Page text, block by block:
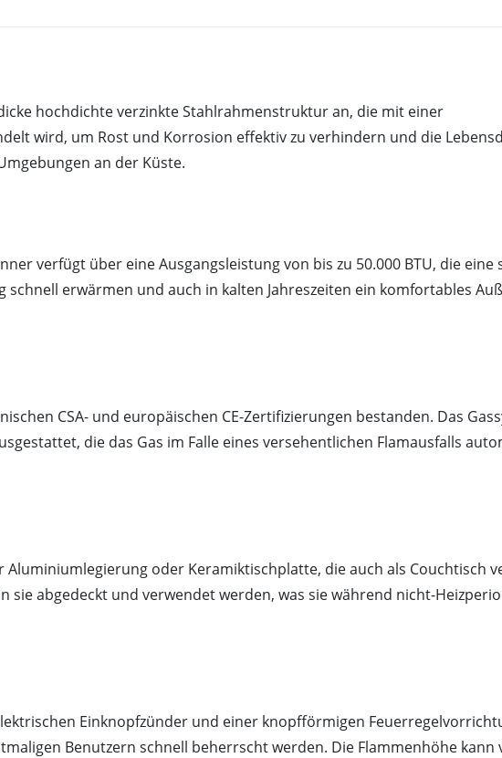
hochdichte verzinkte Stahlrahmenstruktur an, die mit einer
wird, um Rost und Korrosion effektiv zu verhindern und die
an der Küste.
verfügt über eine Ausgangsleistung von bis zu 50.000 BTU, die
schnell erwärmen und auch in kalten Jahreszeiten ein komfortables
CSA- und europäischen CE-Zertifizierungen bestanden. Das
die das Gas im Falle eines versehentlichen Flamausfalls
oder Keramiktischplatte, die auch als Couchtisch
sie abgedeckt und verwendet werden, was sie während nicht-
Einknopfzünder und einer knopfförmigen
Benutzern schnell beherrscht werden. Die Flammenhöhe kann